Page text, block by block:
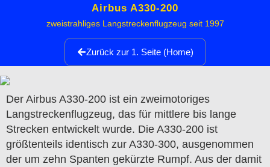
Airbus A330-200
zweistrahliges Langstreckenflugzeug seit 1997
Zurück zur 1. Seite (Home)
Der Airbus A330-200 ist ein zweimotoriges
Langstreckenflugzeug, das für mittlere bis lange
Strecken entwickelt wurde. Die A330-200 ist
größtenteils identisch zur A330-300, ausgenommen
der um zehn Spanten gekürzte Rumpf. Aus der damit